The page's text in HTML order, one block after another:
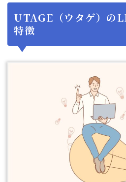
UTAGE（ウタゲ）の
特徴